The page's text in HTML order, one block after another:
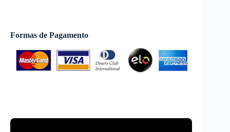
Formas de Pagamento